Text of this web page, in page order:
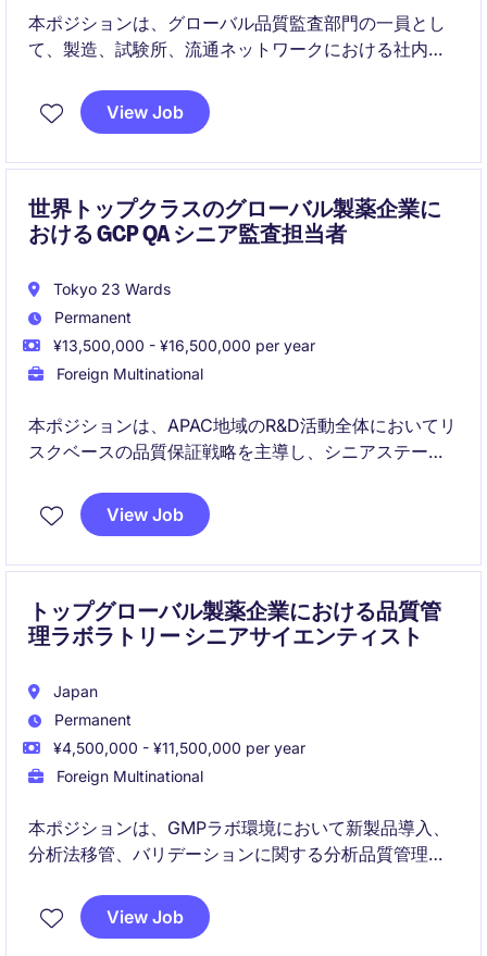
本ポジションは、グローバル品質監査部門の一員とし
て、製造、試験所、流通ネットワークにおける社内外
本における監査機能の代表として、リージョナルおよ
びグローバルのステークホルダーと密接に連携でき
View Job
世界トップクラスのグローバル製薬企業に
おける GCP QA シニア監査担当者
Tokyo 23 Wards
Permanent
¥13,500,000 - ¥16,500,000 per year
Foreign Multinational
本ポジションは、APAC地域のR&D活動全体においてリ
スクベースの品質保証戦略を主導し、シニアステーク
します。戦略的なビジネスパートナーシップと、監
査・査察・コンプライアンス施策をリードする実務的
View Job
トップグローバル製薬企業における品質管
理ラボラトリー シニアサイエンティスト
Japan
Permanent
¥4,500,000 - ¥11,500,000 per year
Foreign Multinational
本ポジションは、GMPラボ環境において新製品導入、
分析法移管、バリデーションに関する分析品質管理業
として、継続的改善を推進し、規制当局対応を支援す
るとともに、若手サイエンティストの育成を担いま
View Job